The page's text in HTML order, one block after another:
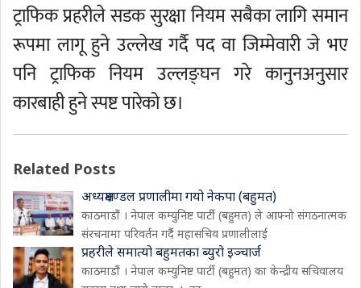
ट्राफिक प्रहरीले सडक सुरक्षा नियम सबैका लागि समान
रूपमा लागू हुने उल्लेख गर्दै पद वा जिम्मेवारी जे भए
पनि ट्राफिक नियम उल्लङ्घन गरे कानुनअनुसार
कारबाही हुने स्पष्ट पारेको छ।
Related Posts
अध्यक्षमण्डल प्रणालीमा गयो नेकपा (बहुमत)
काठमाडौं । नेपाल कम्युनिष्ट पार्टी (बहुमत) ले आफ्नो संगठनात्मक
संरचनामा परिवर्तन गर्दै महासचिव प्रणालीलाई
प्रहरीले समात्यो बहुमतका ब्युरो इञ्चार्ज
काठमाडौं । नेपाल कम्युनिष्ट पार्टी (बहुमत) का केन्द्रीय सचिवालय